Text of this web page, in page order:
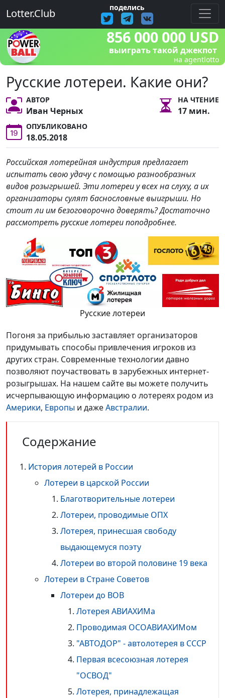
Lotter.Club поделись
856 000 000 USD
выиграть такой джекпот
на agentlotto
Русские лотереи. Какие они?
АВТОР
Иван Черных
НА ЧТЕНИЕ
17 мин.
ОПУБЛИКОВАНО
18.05.2018
Российская лотерейная индустрия предлагает
испытать свою удачу с помощью разнообразных
видов розыгрышей. Эти лотереи у всех на слуху, а их
организаторы сулят баснословные выигрыши. Но
стоит ли им безоговорочно доверять? Достаточно
рассмотреть русские лотереи поподробнее.
Русские лотереи
Погоня за прибылью заставляет организаторов
придумывать способы привлечения игроков из
других стран. Современные технологии давно
позволяют поучаствовать в зарубежных интернет-
розыгрышах. На нашем сайте вы можете получить
исчерпывающую информацию о лотереях родом из
Америки, Европы и дажеАвстралии.
Содержание
История лотерей в России
Лотереи в царской России
Благотворительные лотереи
Лотереи, проводимые ОПХ
Лотерея, принесшая свободу
выдающемуся поэту
Лотереи во второй половине 19 века
Лотереи в Стране Советов
Лотереи до ВОВ
Лотерея АВИАХИМа
Проводимая ОСОАВИАХИМом
"АВТОДОР" - автолотерея в СССР
Первая всесоюзная лотерея
"ОСВОД"
Лотерея, принадлежащая